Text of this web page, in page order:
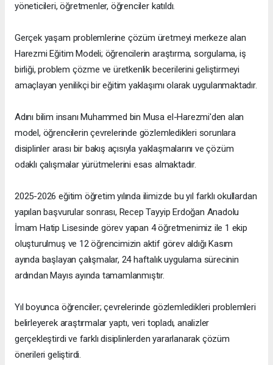
yöneticileri, öğretmenler, öğrenciler katıldı.
Gerçek yaşam problemlerine çözüm üretmeyi merkeze alan
Harezmi Eğitim Modeli; öğrencilerin araştırma, sorgulama, iş
birliği, problem çözme ve üretkenlik becerilerini geliştirmeyi
amaçlayan yenilikçi bir eğitim yaklaşımı olarak uygulanmaktadır.
Adını bilim insanı Muhammed bin Musa el-Harezmi'den alan
model, öğrencilerin çevrelerinde gözlemledikleri sorunlara
disiplinler arası bir bakış açısıyla yaklaşmalarını ve çözüm
odaklı çalışmalar yürütmelerini esas almaktadır.
2025-2026 eğitim öğretim yılında ilimizde bu yıl farklı okullardan
yapılan başvurular sonrası, Recep Tayyip Erdoğan Anadolu
İmam Hatip Lisesinde görev yapan 4 öğretmenimiz ile 1 ekip
oluşturulmuş ve 12 öğrencimizin aktif görev aldığı Kasım
ayında başlayan çalışmalar, 24 haftalık uygulama sürecinin
ardından Mayıs ayında tamamlanmıştır.
Yıl boyunca öğrenciler; çevrelerinde gözlemledikleri problemleri
belirleyerek araştırmalar yaptı, veri topladı, analizler
gerçekleştirdi ve farklı disiplinlerden yararlanarak çözüm
önerileri geliştirdi.